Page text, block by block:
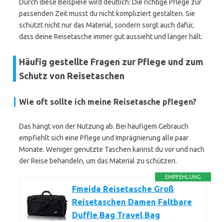
Durch diese Beispiele wird deutlich: Die richtige Pflege zur
passenden Zeit musst du nicht kompliziert gestalten. Sie
schützt nicht nur das Material, sondern sorgt auch dafür,
dass deine Reisetasche immer gut aussieht und länger hält.
Häufig gestellte Fragen zur Pflege und zum
Schutz von Reisetaschen
Wie oft sollte ich meine Reisetasche pflegen?
Das hängt von der Nutzung ab. Bei häufigem Gebrauch
empfiehlt sich eine Pflege und Imprägnierung alle paar
Monate. Weniger genutzte Taschen kannst du vor und nach
der Reise behandeln, um das Material zu schützen.
EMPFEHLUNG
Fmeida Reisetasche Groß
Reisetaschen Damen Faltbare
Duffle Bag Travel Bag